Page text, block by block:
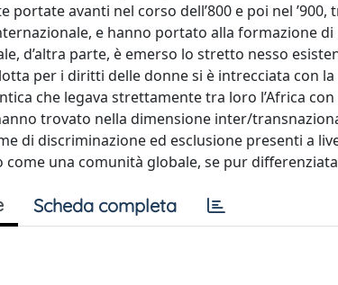
portate avanti nel corso dell’800 e poi nel
e hanno portato alla formazione
d’altra parte, è emerso lo stretto nesso
per i diritti delle donne si è intrecciata con
che legava strettamente tra loro l’Africa
trovato nella dimensione inter/
di discriminazione ed esclusione presenti a
una comunità globale, se pur
Scheda completa